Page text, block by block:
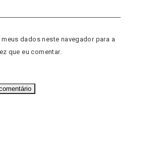
meus dados neste navegador para a
que eu comentar.